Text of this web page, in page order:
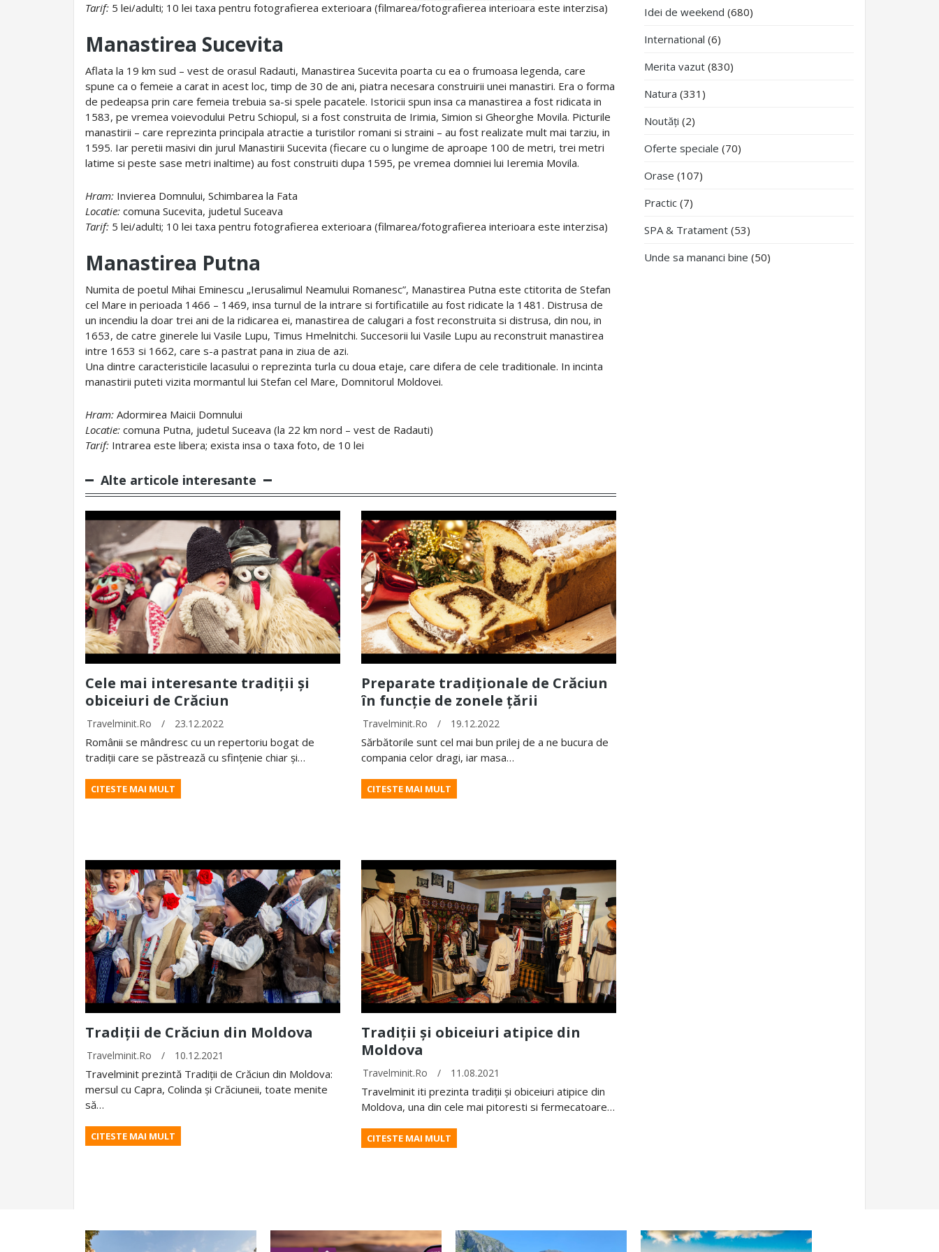
Tarif: 5 lei/adulti; 10 lei taxa pentru fotografierea exterioara (filmarea/fotografierea interioara este interzisa)
Manastirea Sucevita
Aflata la 19 km sud – vest de orasul Radauti, Manastirea Sucevita poarta cu ea o frumoasa legenda, care
spune ca o femeie a carat in acest loc, timp de 30 de ani, piatra necesara construirii unei manastiri. Era o forma
de pedeapsa prin care femeia trebuia sa-si spele pacatele. Istoricii spun insa ca manastirea a fost ridicata in
1583, pe vremea voievodului Petru Schiopul, si a fost construita de Irimia, Simion si Gheorghe Movila. Picturile
manastirii – care reprezinta principala atractie a turistilor romani si straini – au fost realizate mult mai tarziu, in
1595. Iar peretii masivi din jurul Manastirii Sucevita (fiecare cu o lungime de aproape 100 de metri, trei metri
latime si peste sase metri inaltime) au fost construiti dupa 1595, pe vremea domniei lui Ieremia Movila.
Hram: Invierea Domnului, Schimbarea la Fata
Locatie: comuna Sucevita, judetul Suceava
Tarif: 5 lei/adulti; 10 lei taxa pentru fotografierea exterioara (filmarea/fotografierea interioara este interzisa)
Manastirea Putna
Numita de poetul Mihai Eminescu „Ierusalimul Neamului Romanesc”, Manastirea Putna este ctitorita de Stefan
cel Mare in perioada 1466 – 1469, insa turnul de la intrare si fortificatiile au fost ridicate la 1481. Distrusa de
un incendiu la doar trei ani de la ridicarea ei, manastirea de calugari a fost reconstruita si distrusa, din nou, in
1653, de catre ginerele lui Vasile Lupu, Timus Hmelnitchi. Succesorii lui Vasile Lupu au reconstruit manastirea
intre 1653 si 1662, care s-a pastrat pana in ziua de azi.
Una dintre caracteristicile lacasului o reprezinta turla cu doua etaje, care difera de cele traditionale. In incinta
manastirii puteti vizita mormantul lui Stefan cel Mare, Domnitorul Moldovei.
Hram: Adormirea Maicii Domnului
Locatie: comuna Putna, judetul Suceava (la 22 km nord – vest de Radauti)
Tarif: Intrarea este libera; exista insa o taxa foto, de 10 lei
Alte articole interesante
Cele mai interesante tradiții și
obiceiuri de Crăciun
Travelminit.ro / 23.12.2022
Românii se mândresc cu un repertoriu bogat de
tradiții care se păstrează cu sfințenie chiar și…
CITESTE MAI MULT
Preparate tradiționale de Crăciun
în funcție de zonele țării
Travelminit.ro / 19.12.2022
Sărbătorile sunt cel mai bun prilej de a ne bucura de
compania celor dragi, iar masa…
CITESTE MAI MULT
Tradiții de Crăciun din Moldova
Travelminit.ro / 10.12.2021
Travelminit prezintă Tradiții de Crăciun din Moldova:
mersul cu Capra, Colinda și Crăciuneii, toate menite
să…
CITESTE MAI MULT
Tradiții și obiceiuri atipice din
Moldova
Travelminit.ro / 11.08.2021
Travelminit iti prezinta tradiții și obiceiuri atipice din
Moldova, una din cele mai pitoresti si fermecatoare…
CITESTE MAI MULT
Idei de weekend (680)
International (6)
Merita vazut (830)
Natura (331)
Noutăți (2)
Oferte speciale (70)
Orase (107)
Practic (7)
SPA & Tratament (53)
Unde sa mananci bine (50)